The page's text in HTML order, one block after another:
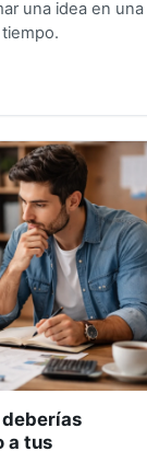
una idea en una
a tus